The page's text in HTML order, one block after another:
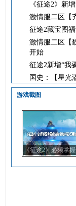
《征途2》新
激情服二区【
征途2藏宝图
激情服二区【
开始
征途2新增“我
国史：【星光
游戏截图
《征途2》必须掌